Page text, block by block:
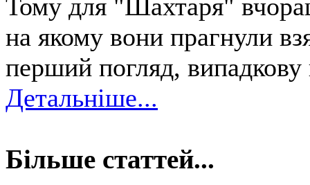
Тому для "Шахтаря"
на якому вони прагнули
перший погляд, випадкову
Детальніше...
Більше статтей...